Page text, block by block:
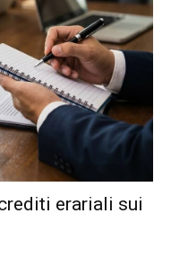
erariali sui